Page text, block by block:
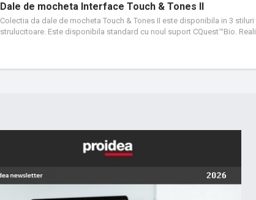
Dale de mocheta Interface Touch & Tones II
Colectia da dale de mocheta Touch & Tones II este disponibila in 3
strulucitoare. Este disponibila standard cu noul suport CQuest™Bio.